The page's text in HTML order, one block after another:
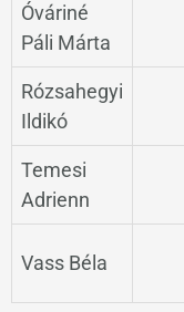
Óváriné
Páli Márta
Rózsahegyi
Ildikó
Temesi
Adrienn
Vass Béla